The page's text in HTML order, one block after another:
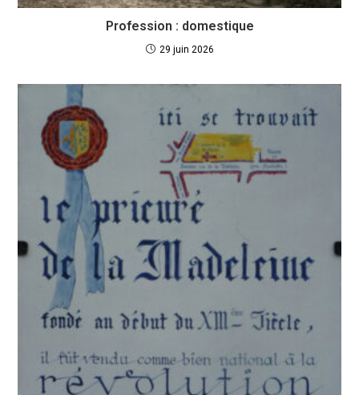
Profession : domestique
29 juin 2026